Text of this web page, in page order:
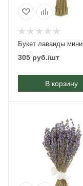
Букет лаванды мини
305 руб./шт
В корзину